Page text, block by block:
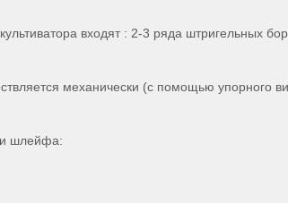
входят : 2-3 ряда штригельных
механически (с помощью упорного
шлейфа: